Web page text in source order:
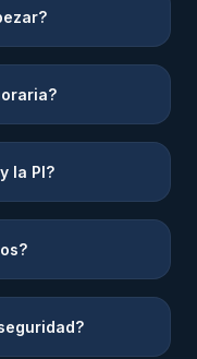
la PI?